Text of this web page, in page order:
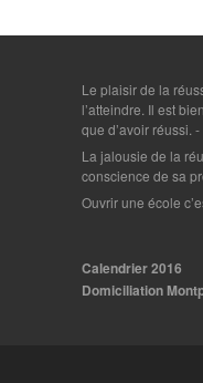
Le plaisir de la
l’atteindre. Il est
que d’avoir réussi. -
La jalousie de la
conscience de sa
Ouvrir une école
Calendrier 2016
Domiciliation